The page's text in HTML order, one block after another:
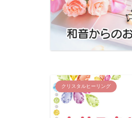
クリスタルヒーリング